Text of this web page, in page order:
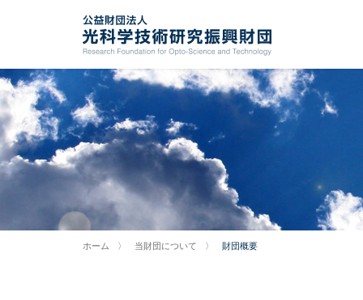
ホーム 当財団について 財団概要